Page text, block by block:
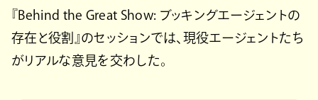
『Behind the Great Show: ブッキングエージェントの
存在と役割』のセッションでは、現役エージェントたち
がリアルな意見を交わした。